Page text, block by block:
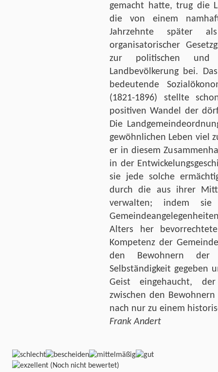
gemacht hatte, trug die
die von einem
Jahrzehnte später
organisatorischer
zur politischen und
Landbevölkerung bei.
bedeutende
(1821-1896) stellte
positiven Wandel der
Die
gewöhnlichen Leben viel
er in diesem
in der
sie jede solche
durch die aus ihrer
verwalten; indem
Alters her
Kompetenz der
den Bewohnern
Selbständigkeit gegeben
Geist eingehaucht,
zwischen den
nach nur zu einem
Frank Andert
(Noch nicht bewertet)